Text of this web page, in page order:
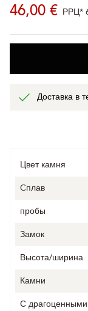
46,00 € РРЦ*
Доставка в
Цвет камня
Cплав
пробы
Замок
Высота/ширина
Камни
С